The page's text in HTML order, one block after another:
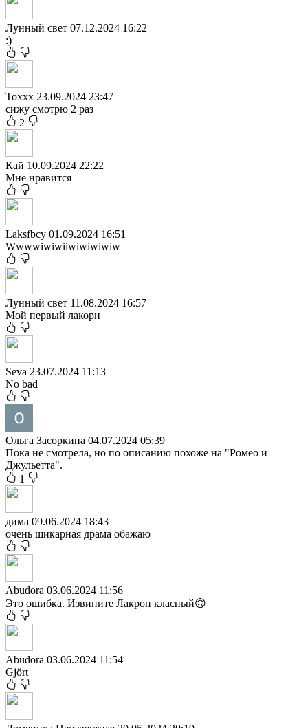
Лунный свет 07.12.2024 16:22
:)
Toxxx 23.09.2024 23:47
сижу смотрю 2 раз
2
Кай 10.09.2024 22:22
Мне нравится
Laksfbcy 01.09.2024 16:51
Wwwwiwiwiiwiwiwiwiw
Лунный свет 11.08.2024 16:57
Мой первый лакорн
Seva 23.07.2024 11:13
No bad
Ольга Засоркина 04.07.2024 05:39
Пока не смотрела, но по описанию похоже на "Ромео и
Джульетта".
1
дима 09.06.2024 18:43
очень шикарная драма обажаю
Abudora 03.06.2024 11:56
Это ошибка. Извините Лакрон класный🙃
Abudora 03.06.2024 11:54
Gjört